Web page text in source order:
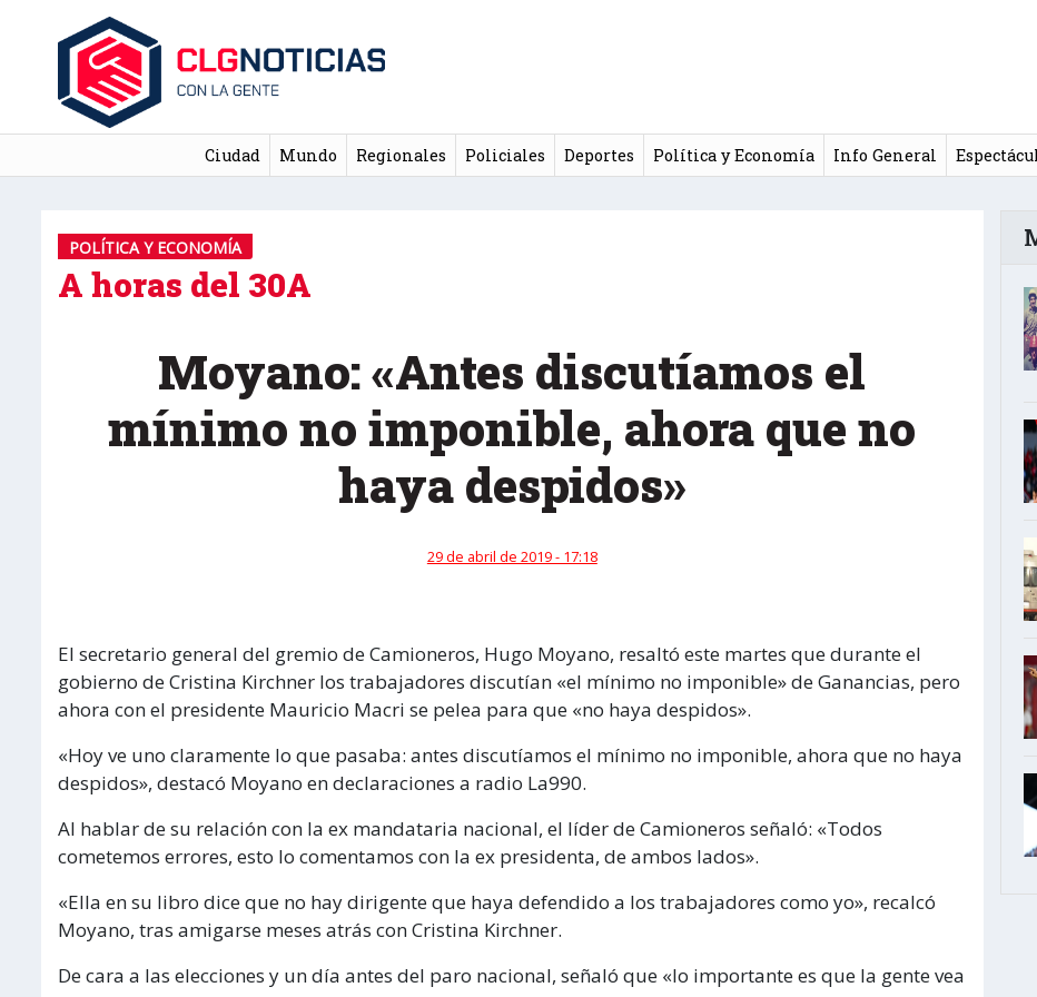
Ciudad Mundo Regionales Policiales Deportes Política y Economía Info General
POLÍTICA Y ECONOMÍA
A horas del 30A
Moyano: «Antes discutíamos el
mínimo no imponible, ahora que no
haya despidos»
29 de abril de 2019 - 17:18
El secretario general del gremio de Camioneros, Hugo Moyano, resaltó este martes que durante el
gobierno de Cristina Kirchner los trabajadores discutían «el mínimo no imponible» de Ganancias, pero
ahora con el presidente Mauricio Macri se pelea para que «no haya despidos».
«Hoy ve uno claramente lo que pasaba: antes discutíamos el mínimo no imponible, ahora que no haya
despidos», destacó Moyano en declaraciones a radio La990.
Al hablar de su relación con la ex mandataria nacional, el líder de Camioneros señaló: «Todos
cometemos errores, esto lo comentamos con la ex presidenta, de ambos lados».
«Ella en su libro dice que no hay dirigente que haya defendido a los trabajadores como yo», recalcó
Moyano, tras amigarse meses atrás con Cristina Kirchner.
De cara a las elecciones y un día antes del paro nacional, señaló que «lo importante es que la gente vea